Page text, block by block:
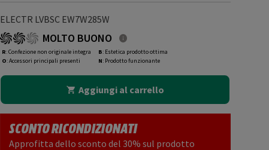
ELECTR LVBSC EW7W285W
MOLTO BUONO
R: Confezione non originale integra
O: Accessori principali presenti
B: Estetica prodotto ottima
N: Prodotto funzionante
Aggiungi al carrello
SCONTO RICONDIZIONATI
Approfitta dello sconto del 30% sul prodotto